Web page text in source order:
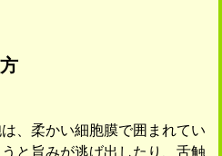
、柔かい細胞膜で囲まれてい
と旨みが逃げ出したり、舌触